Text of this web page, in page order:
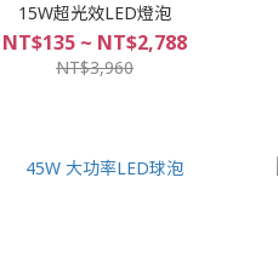
15W超光效LED燈泡
NT$135 ~ NT$2,788
NT$3,960